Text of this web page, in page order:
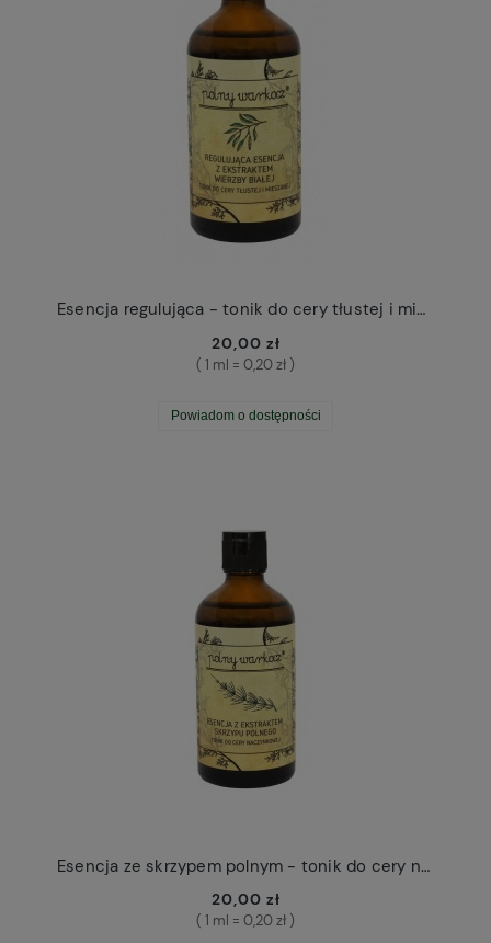
Esencja regulująca - tonik do cery tłustej i mieszanej Polny Warkocz
20,00 zł
( 1 ml = 0,20 zł )
Powiadom o dostępności
Esencja ze skrzypem polnym - tonik do cery naczynkowej Polny Warkocz
20,00 zł
( 1 ml = 0,20 zł )